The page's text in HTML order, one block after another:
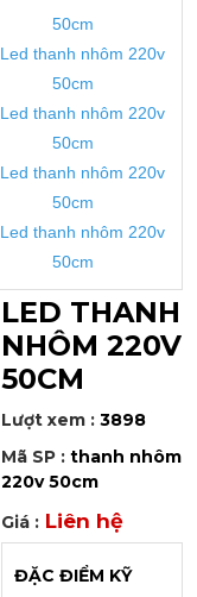
LED THANH
NHÔM 220V
50CM
Lượt xem : 3898
Mã SP : thanh nhôm
220v 50cm
Giá : Liên hệ
ĐẶC ĐIỂM KỸ